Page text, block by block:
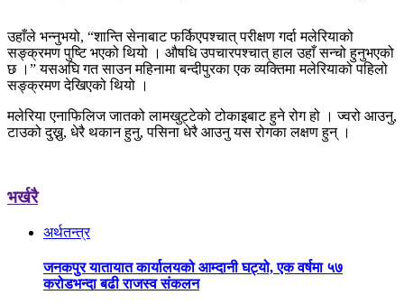
उहाँले भन्नुभयो, “शान्ति सेनाबाट फर्किएपश्चात् परीक्षण गर्दा मलेरियाको
सङ्क्रमण पुष्टि भएको थियो । औषधि उपचारपश्चात् हाल उहाँ सन्चो हुनुभएको
छ ।” यसअघि गत साउन महिनामा बन्दीपुरका एक व्यक्तिमा मलेरियाको पहिलो
सङ्क्रमण देखिएको थियो ।
मलेरिया एनाफिलिज जातको लामखुट्टेको टोकाइबाट हुने रोग हो । ज्वरो आउनु,
टाउको दुख्नु, धेरै थकान हुनु, पसिना धेरै आउनु यस रोगका लक्षण हुन् ।
भर्खरै
अर्थतन्त्र
जनकपुर यातायात कार्यालयको आम्दानी घट्यो, एक वर्षमा ५७
करोडभन्दा बढी राजस्व संकलन